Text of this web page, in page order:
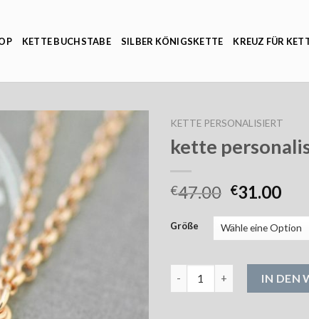
KETTE BUCHSTABE SILBER KÖNIGSKETTE KREUZ FÜR
KETTE PERSONALISIERT
kette
€47.00 €31.00
Größe
IN DEN